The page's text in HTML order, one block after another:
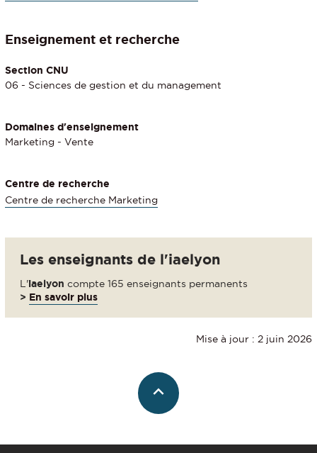
Enseignement et recherche
Section CNU
06 - Sciences de gestion et du management
Domaines d'enseignement
Marketing - Vente
Centre de recherche
Centre de recherche Marketing
Les enseignants de l'iaelyon
L'iaelyon compte 165 enseignants permanents
> En savoir plus
Mise à jour : 2 juin 2026